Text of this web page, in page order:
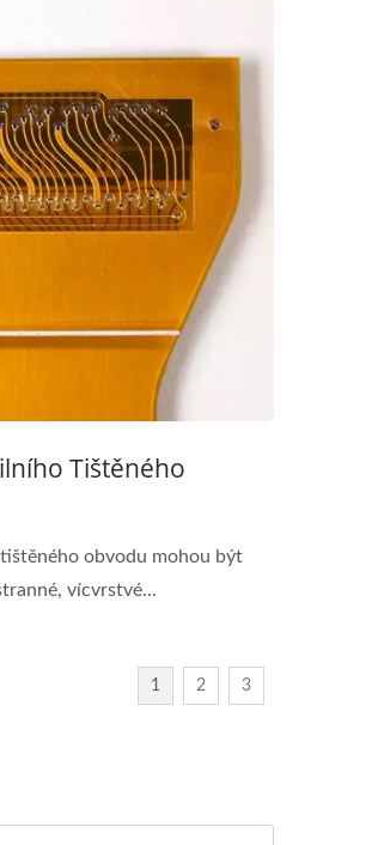
Tištěného
obvodu mohou být
vícvrstvé...
1 2 3